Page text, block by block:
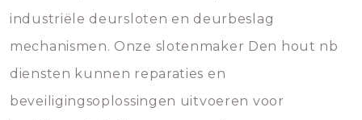
industriële deursloten en deurbeslag
mechanismen. Onze slotenmaker Den hout nb
diensten kunnen reparaties en
beveiligingsoplossingen uitvoeren voor